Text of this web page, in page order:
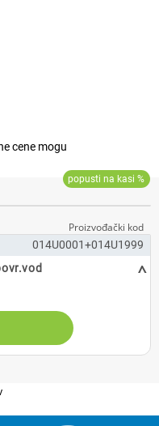
014U0001+014U1999
^